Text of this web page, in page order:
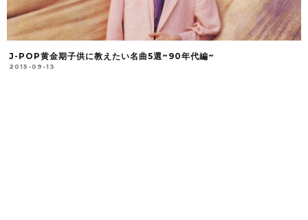
J-POP黄金期子供に教えたい名曲5選~90年代編~
2015-09-13